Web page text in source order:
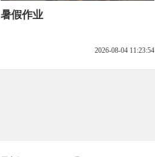
暑假作业
2026-08-04 11:23:54